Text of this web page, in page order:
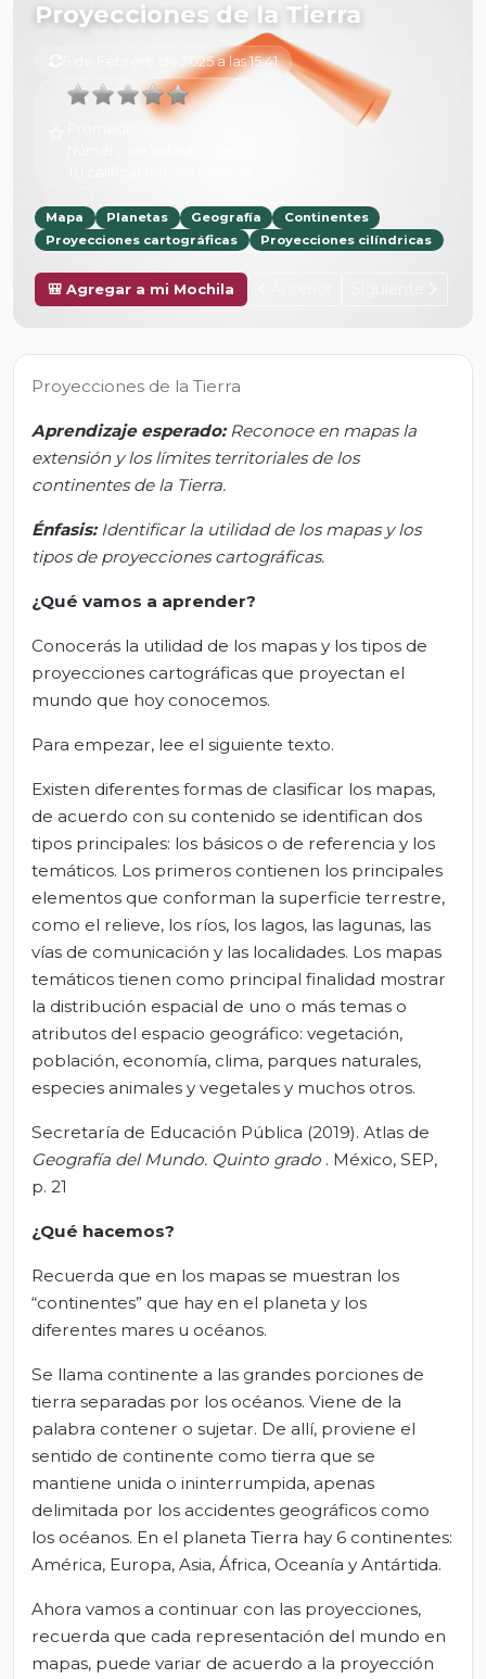
Proyecciones de la Tierra
6 de Febrero de 2025 a las 15:41
Mapa Planetas Geografía
Continentes
Proyecciones cartográficas
Proyecciones cilíndricas
🎒 Agregar a mi Mochila
Proyecciones de la Tierra
Aprendizaje esperado:Reconoce en mapas la
extensión y los límites territoriales de los
continentes de la Tierra.
Énfasis:Identificar la utilidad de los mapas y los
tipos de proyecciones cartográficas.
¿Qué vamos a aprender?
Conocerás la utilidad de los mapas y los tipos de
proyecciones cartográficas que proyectan el
mundo que hoy conocemos.
Para empezar, lee el siguiente texto.
Existen diferentes formas de clasificar los mapas,
de acuerdo con su contenido se identifican dos
tipos principales: los básicos o de referencia y los
temáticos. Los primeros contienen los principales
elementos que conforman la superficie terrestre,
como el relieve, los ríos, los lagos, las lagunas, las
vías de comunicación y las localidades. Los mapas
temáticos tienen como principal finalidad mostrar
la distribución espacial de uno o más temas o
atributos del espacio geográfico: vegetación,
población, economía, clima, parques naturales,
especies animales y vegetales y muchos otros.
Secretaría de Educación Pública (2019). Atlas de
Geografía del Mundo. Quinto grado . México, SEP,
p. 21
¿Qué hacemos?
Recuerda que en los mapas se muestran los
“continentes” que hay en el planeta y los
diferentes mares u océanos.
Se llama continente a las grandes porciones de
tierra separadas por los océanos. Viene de la
palabra contener o sujetar. De allí, proviene el
sentido de continente como tierra que se
mantiene unida o ininterrumpida, apenas
delimitada por los accidentes geográficos como
los océanos. En el planeta Tierra hay 6 continentes:
América, Europa, Asia, África, Oceanía y Antártida.
Ahora vamos a continuar con las proyecciones,
recuerda que cada representación del mundo en
mapas, puede variar de acuerdo a la proyección